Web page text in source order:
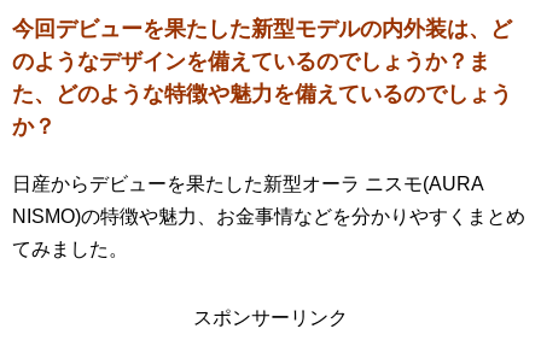
今回デビューを果たした新型モデルの内外装は、ど
のようなデザインを備えているのでしょうか？ま
た、どのような特徴や魅力を備えているのでしょう
か？
日産からデビューを果たした新型オーラ ニスモ(AURA
NISMO)の特徴や魅力、お金事情などを分かりやすくまとめ
てみました。
スポンサーリンク